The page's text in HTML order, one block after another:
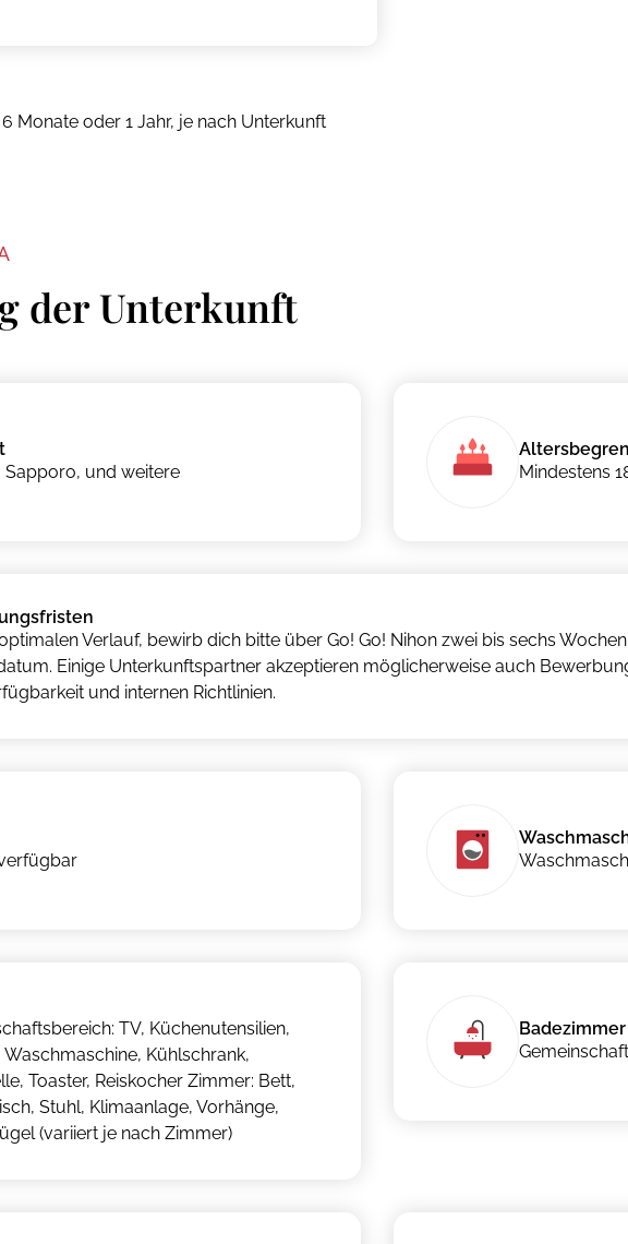
Monate oder 1 Jahr, je nach Unterkunft
der Unterkunft
Sapporo, und weitere
Mindestens
Verlauf, bewirb dich bitte über Go! Go! Nihon zwei bis sechs
Einige Unterkunftspartner akzeptieren möglicherweise auch
und internen Richtlinien.
TV, Küchenutensilien,
Waschmaschine, Kühlschrank,
Toaster, Reiskocher Zimmer: Bett,
Stuhl, Klimaanlage, Vorhänge,
(variiert je nach Zimmer)
Badezimmer